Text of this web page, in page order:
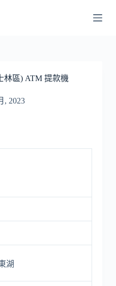
林區) ATM 提款機
, 2023
湖